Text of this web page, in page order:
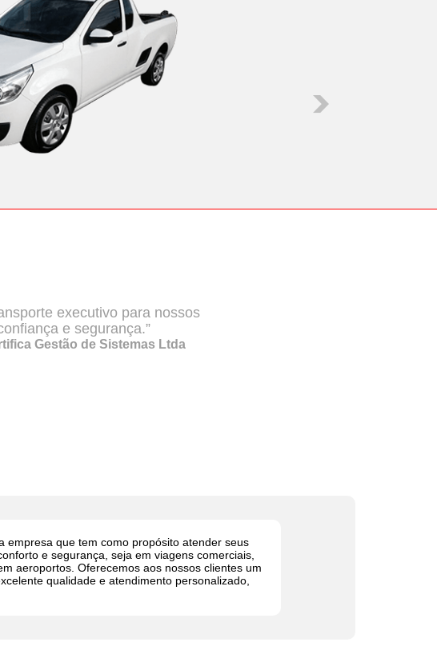
executivo para nossos
e segurança.”
Gestão de Sistemas Ltda
empresa que tem como propósito atender seus
e segurança, seja em viagens comerciais,
aeroportos. Oferecemos aos nossos clientes um
qualidade e atendimento personalizado,